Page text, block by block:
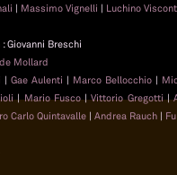
| Massimo Vignelli | Luchino
Giovanni Breschi
Mollard
| Gae Aulenti | Marco Bellocchio |
|Mario Fusco|Vittorio Gregotti|
Carlo Quintavalle | Andrea Rauch |